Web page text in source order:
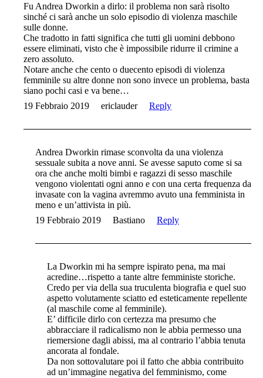
Fu Andrea Dworkin a dirlo: il problema non sarà risolto
sinché ci sarà anche un solo episodio di violenza maschile
sulle donne.
Che tradotto in fatti significa che tutti gli uomini debbono
essere eliminati, visto che è impossibile ridurre il crimine a
zero assoluto.
Notare anche che cento o duecento episodi di violenza
femminile su altre donne non sono invece un problema, basta
siano pochi casi e va bene…
19 Febbraio 2019
ericlauder Reply
Andrea Dworkin rimase sconvolta da una violenza
sessuale subita a nove anni. Se avesse saputo come si sa
ora che anche molti bimbi e ragazzi di sesso maschile
vengono violentati ogni anno e con una certa frequenza da
invasate con la vagina avremmo avuto una femminista in
meno e un’attivista in più.
19 Febbraio 2019
Bastiano Reply
La Dworkin mi ha sempre ispirato pena, ma mai
acredine…rispetto a tante altre femministe storiche.
Credo per via della sua truculenta biografia e quel suo
aspetto volutamente sciatto ed esteticamente repellente
(al maschile come al femminile).
E’ difficile dirlo con certezza ma presumo che
abbracciare il radicalismo non le abbia permesso una
riemersione dagli abissi, ma al contrario l’abbia tenuta
ancorata al fondale.
Da non sottovalutare poi il fatto che abbia contribuito
ad un’immagine negativa del femminismo, come